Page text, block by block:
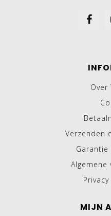
Over
Verzenden
Garantie
Algemene
MIJN